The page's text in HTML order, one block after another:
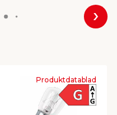
Produktdatablad